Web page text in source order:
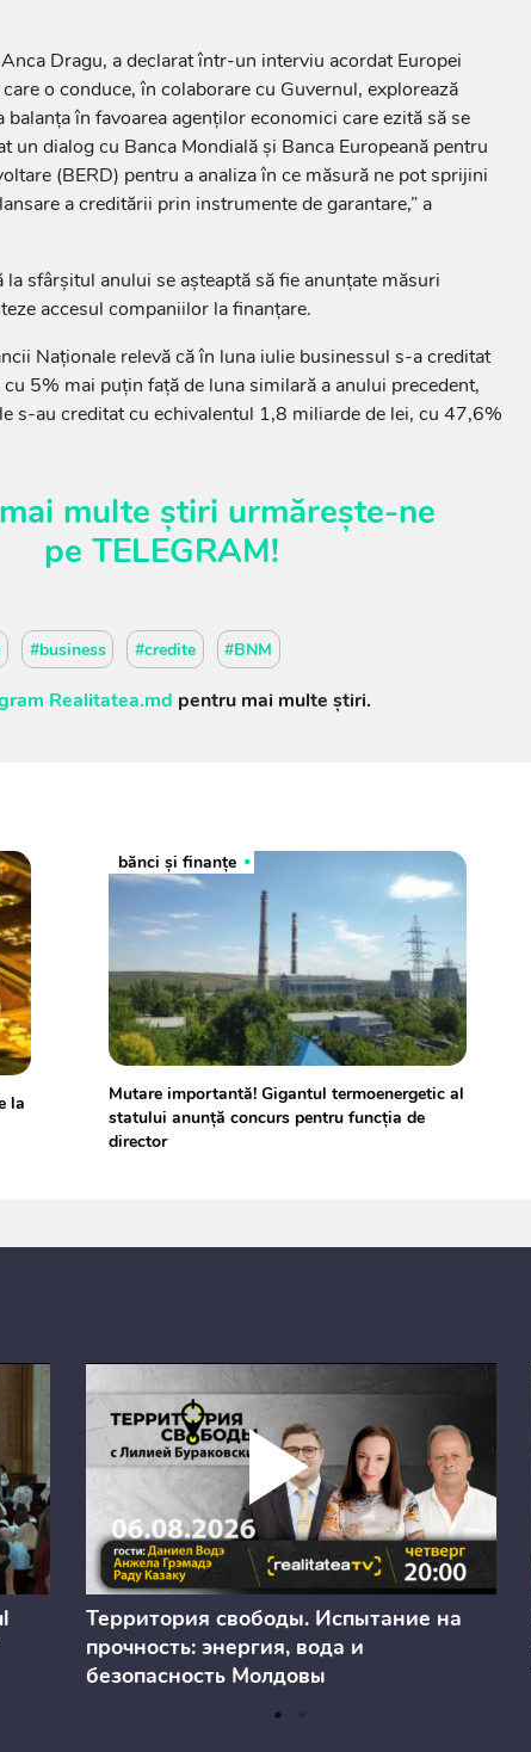
Dragu, a declarat într-un interviu acordat Europei
o conduce, în colaborare cu Guvernul, explorează
în favoarea agenților economici care ezită să se
un dialog cu Banca Mondială și Banca Europeană pentru
(BERD) pentru a analiza în ce măsură ne pot sprijini
a creditării prin instrumente de garantare,” a
la sfârșitul anului se așteaptă să fie anunțate măsuri
accesul companiilor la finanțare.
Naționale relevă că în luna iulie businessul s-a creditat
5% mai puțin față de luna similară a anului precedent,
s-au creditat cu echivalentul 1,8 miliarde de lei, cu 47,6%
multe știri urmărește-ne
pe TELEGRAM!
#business #credite #BNM
Realitatea.md pentru mai multe știri.
la
bănci şi finanţe
Mutare importantă! Gigantul termoenergetic al
statului anunță concurs pentru funcția de
director
Территория свободы. Испытание на
прочность: энергия, вода и
безопасность Молдовы